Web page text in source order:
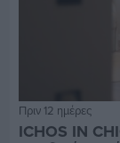
Πριν 12 ημέρες
ICHOS IN